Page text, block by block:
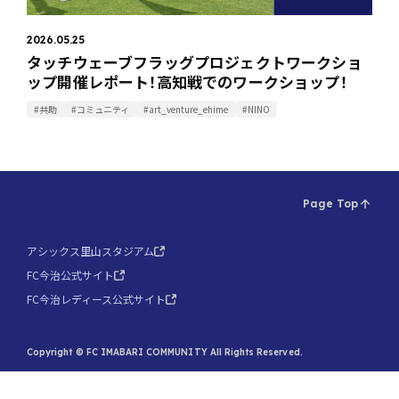
2026.05.25
タッチウェーブフラッグプロジェクトワークショ
ップ開催レポート！高知戦でのワークショップ！
#共助 #コミュニティ #art_venture_ehime #NINO
Page Top
アシックス里山スタジアム
FC今治公式サイト
FC今治レディース公式サイト
Copyright © FC IMABARI COMMUNITY All Rights Reserved.